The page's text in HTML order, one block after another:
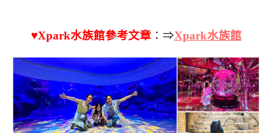
♥Xpark水族館參考文章：⇒Xpark水族館